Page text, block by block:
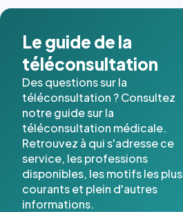
Le guide de la
téléconsultation
Des questions sur la
téléconsultation ? Consultez
notre guide sur la
téléconsultation médicale.
Retrouvez à qui s'adresse ce
service, les professions
disponibles, les motifs les plus
courants et plein d'autres
informations.